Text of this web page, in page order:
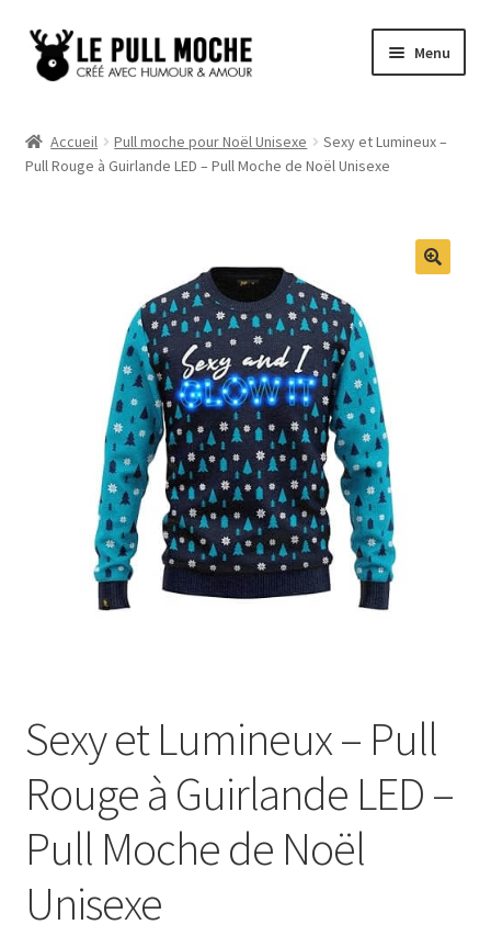
Aller
Aller
au
Menu
Pull Noël Femme
Pull Noël Promo
Accueil Pull moche pour Noël Unisexe
Sexy et Lumineux –
Pull Rouge à Guirlande LED – Pull Moche de Noël Unisexe
Sexy et Lumineux – Pull
Rouge à Guirlande LED –
Pull Moche de Noël
Unisexe